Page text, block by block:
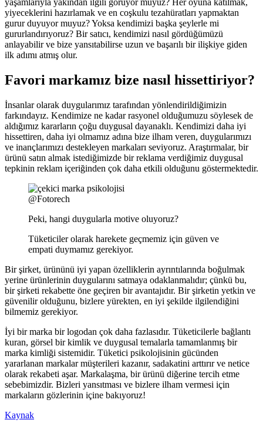
yiyeceklerini hazırlamak ve en coşkulu tezahüratları yapmaktan
gurur duyuyor muyuz? Yoksa kendimizi başka şeylerle mi
gururlandırıyoruz? Bir satıcı, kendimizi nasıl gördüğümüzü
anlayabilir ve bize yansıtabilirse uzun ve başarılı bir ilişkiye giden
ilk adımı atmış olur.
Favori markamız bize nasıl hissettiriyor?
İnsanlar olarak duygularımız tarafından yönlendirildiğimizin
farkındayız. Kendimize ne kadar rasyonel olduğumuzu söylesek de
aldığımız kararların çoğu duygusal dayanaklı. Kendimizi daha iyi
hissettiren, daha iyi olmamız adına bize ilham veren, duygularımızı
ve inançlarımızı destekleyen markaları seviyoruz. Araştırmalar, bir
ürünü satın almak istediğimizde bir reklama verdiğimiz duygusal
tepkinin reklam içeriğinden çok daha etkili olduğunu göstermektedir.
@Fotorech
Peki, hangi duygularla motive oluyoruz?
Tüketiciler olarak harekete geçmemiz için güven ve
empati duymamız gerekiyor.
Bir şirket, ürününü iyi yapan özelliklerin ayrıntılarında boğulmak
yerine ürünlerinin duygularını satmaya odaklanmalıdır; çünkü bu,
bir şirketi rekabette öne geçiren bir avantajıdır. Bir şirketin yetkin ve
güvenilir olduğunu, bizlere yürekten, en iyi şekilde ilgilendiğini
bilmemiz gerekiyor.
İyi bir marka bir logodan çok daha fazlasıdır. Tüketicilerle bağlantı
kuran, görsel bir kimlik ve duygusal temalarla tamamlanmış bir
marka kimliği sistemidir. Tüketici psikolojisinin gücünden
yararlanan markalar müşterileri kazanır, sadakatini arttırır ve netice
olarak rekabeti aşar. Markalaşma, bir ürünü diğerine tercih etme
sebebimizdir. Bizleri yansıtması ve bizlere ilham vermesi için
markaların gözlerinin içine bakıyoruz!
Kaynak